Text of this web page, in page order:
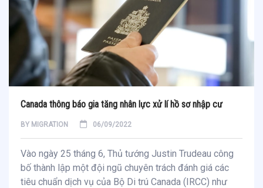
Canada thông báo gia tăng nhân lực xử lí hồ sơ nhập cư
BY MIGRATION 06/09/2022
Vào ngày 25 tháng 6, Thủ tướng Justin Trudeau công
bố thành lập một đội ngũ chuyên trách đánh giá các
tiêu chuẩn dịch vụ của Bộ Di trú Canada (IRCC) như